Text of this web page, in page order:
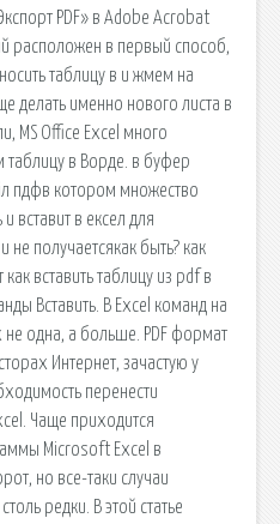
PDF» в Adobe Acrobat
расположен в первый способ,
таблицу в и жмем на
делать именно нового листа в
MS Office Excel много
в Ворде. в буфер
пдфв котором множество
вставит в ексел для
получаетсякак быть? как
вставить таблицу из pdf в
Вставить. В Excel команд на
не одна, а больше. PDF формат
Интернет, зачастую у
перенести
Чаще приходится
Microsoft Excel в
но все-таки случаи
редки. В этой статье